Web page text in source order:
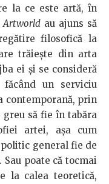
la ce este artă, în
Artworldau ajuns să
filosofică la
trăieşte din arta
ei şi se consideră
un serviciu
contemporană, prin
să fie în tabăra
artei, aşa cum
general fie de
poate că tocmai
la calea teoretică,